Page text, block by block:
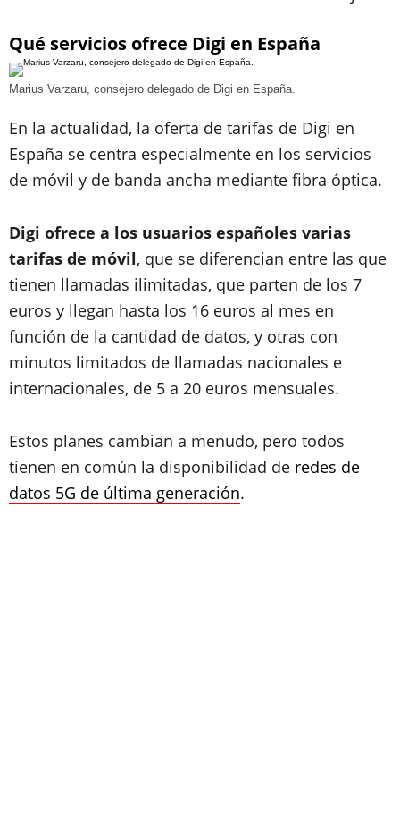
Qué servicios ofrece Digi en España
Marius Varzaru, consejero delegado de Digi en España.
En la actualidad, la oferta de tarifas de Digi en
España se centra especialmente en los servicios
de móvil y de banda ancha mediante fibra óptica.
Digi ofrece a los usuarios españoles varias
tarifas de móvil, que se diferencian entre las que
tienen llamadas ilimitadas, que parten de los 7
euros y llegan hasta los 16 euros al mes en
función de la cantidad de datos, y otras con
minutos limitados de llamadas nacionales e
internacionales, de 5 a 20 euros mensuales.
Estos planes cambian a menudo, pero todos
tienen en común la disponibilidad de redes de
datos 5G de última generación.